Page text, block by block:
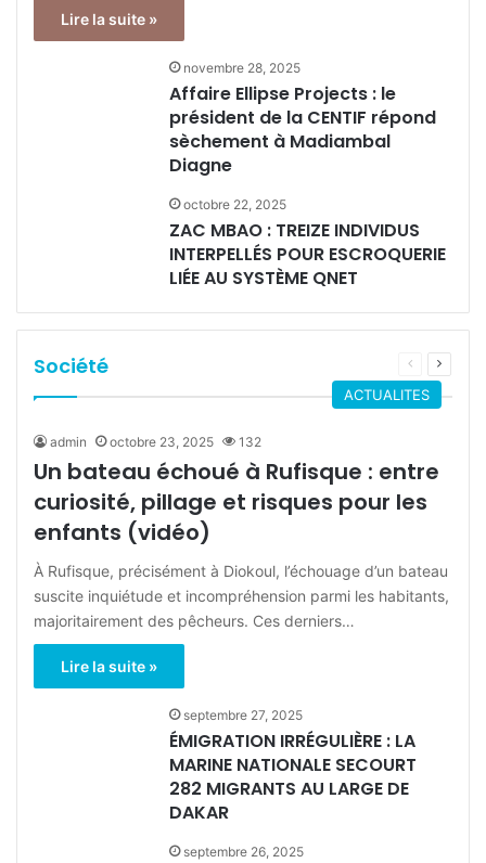
Lire la suite »
novembre 28, 2025
Affaire Ellipse Projects : le
président de la CENTIF répond
sèchement à Madiambal
Diagne
octobre 22, 2025
ZAC MBAO : TREIZE INDIVIDUS
INTERPELLÉS POUR ESCROQUERIE
LIÉE AU SYSTÈME QNET
Société
Page
précédente
Page
ACTUALITES
admin octobre 23, 2025 132
Un bateau échoué à Rufisque : entre
curiosité, pillage et risques pour les
enfants (vidéo)
À Rufisque, précisément à Diokoul, l’échouage d’un bateau
suscite inquiétude et incompréhension parmi les habitants,
majoritairement des pêcheurs. Ces derniers…
Lire la suite »
septembre 27, 2025
ÉMIGRATION IRRÉGULIÈRE : LA
MARINE NATIONALE SECOURT
282 MIGRANTS AU LARGE DE
DAKAR
septembre 26, 2025